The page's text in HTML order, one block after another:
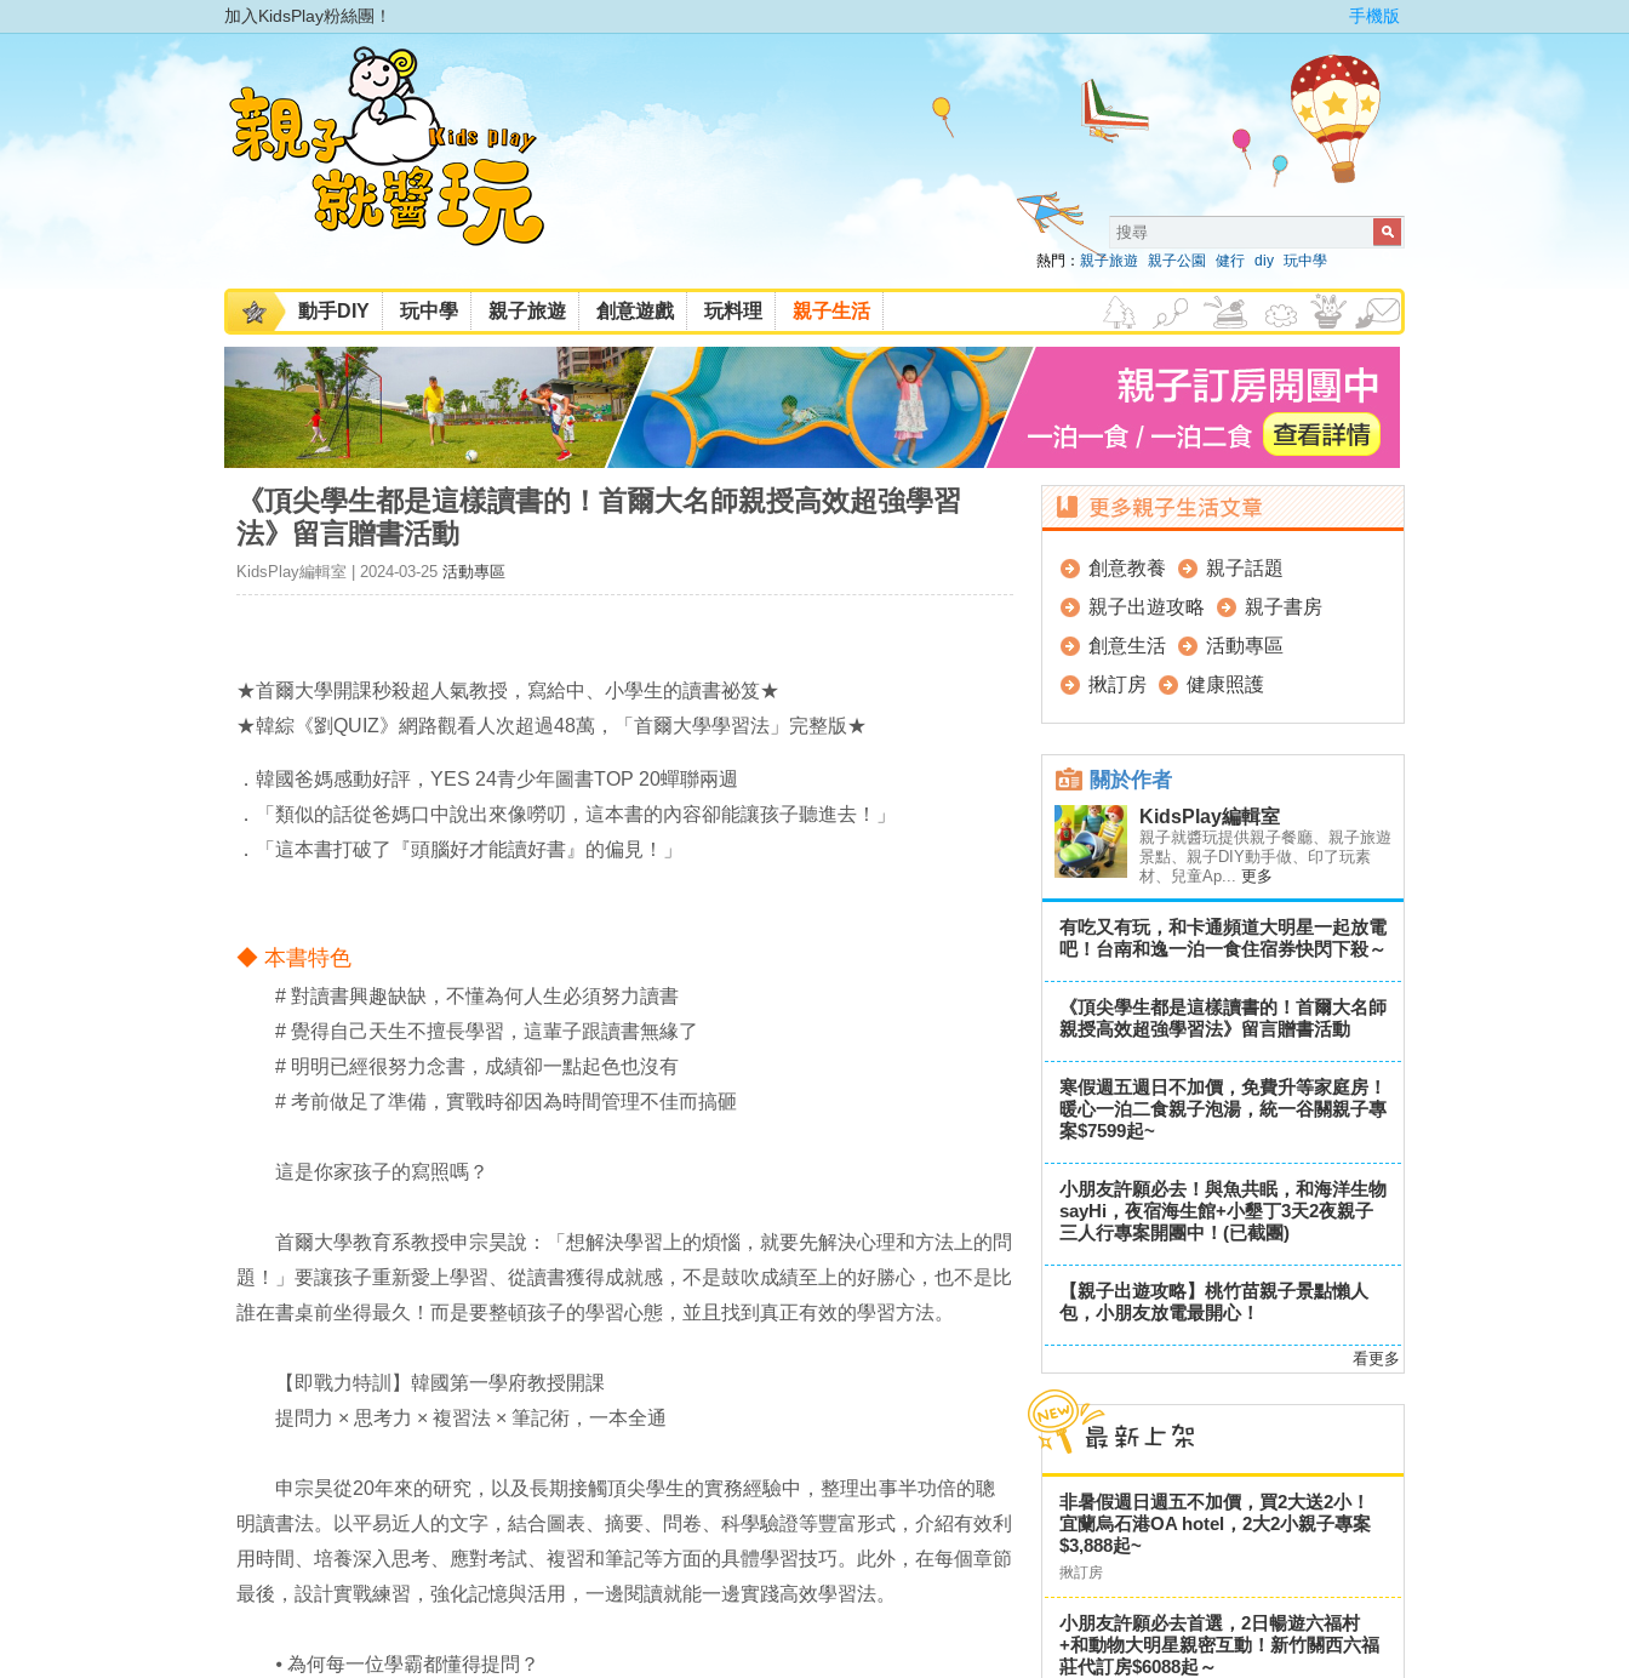
加入KidsPlay粉絲團！ 手機版
熱門： 親子旅遊 親子公園 健行 diy 玩中學
動手DIY 玩中學 親子旅遊 創意遊戲 玩料理 親子生活
《頂尖學生都是這樣讀書的！首爾大名師親授高效超強學習
法》留言贈書活動
KidsPlay編輯室 | 2024-03-25 活動專區
★首爾大學開課秒殺超人氣教授，寫給中、小學生的讀書祕笈★
★韓綜《劉QUIZ》網路觀看人次超過48萬，「首爾大學學習法」完整版★
．韓國爸媽感動好評，YES 24青少年圖書TOP 20蟬聯兩週
．「類似的話從爸媽口中說出來像嘮叨，這本書的內容卻能讓孩子聽進去！」
．「這本書打破了『頭腦好才能讀好書』的偏見！」
◆ 本書特色
# 對讀書興趣缺缺，不懂為何人生必須努力讀書
# 覺得自己天生不擅長學習，這輩子跟讀書無緣了
# 明明已經很努力念書，成績卻一點起色也沒有
# 考前做足了準備，實戰時卻因為時間管理不佳而搞砸
這是你家孩子的寫照嗎？
首爾大學教育系教授申宗昊說：「想解決學習上的煩惱，就要先解決心理和方法上的問
題！」要讓孩子重新愛上學習、從讀書獲得成就感，不是鼓吹成績至上的好勝心，也不是比
誰在書桌前坐得最久！而是要整頓孩子的學習心態，並且找到真正有效的學習方法。
【即戰力特訓】韓國第一學府教授開課
提問力 × 思考力 × 複習法 × 筆記術，一本全通
申宗昊從20年來的研究，以及長期接觸頂尖學生的實務經驗中，整理出事半功倍的聰
明讀書法。以平易近人的文字，結合圖表、摘要、問卷、科學驗證等豐富形式，介紹有效利
用時間、培養深入思考、應對考試、複習和筆記等方面的具體學習技巧。此外，在每個章節
最後，設計實戰練習，強化記憶與活用，一邊閱讀就能一邊實踐高效學習法。
⦁ 為何每一位學霸都懂得提問？
創意教養
親子話題
親子出遊攻略
親子書房
創意生活
活動專區
揪訂房
健康照護
關於作者
KidsPlay編輯室
親子就醬玩提供親子餐廳、親子旅遊
景點、親子DIY動手做、印了玩素
材、兒童Ap... 更多
有吃又有玩，和卡通頻道大明星一起放電
吧！台南和逸一泊一食住宿券快閃下殺～
《頂尖學生都是這樣讀書的！首爾大名師
親授高效超強學習法》留言贈書活動
寒假週五週日不加價，免費升等家庭房！
暖心一泊二食親子泡湯，統一谷關親子專
案$7599起~
小朋友許願必去！與魚共眠，和海洋生物
sayHi，夜宿海生館+小墾丁3天2夜親子
三人行專案開團中！(已截團)
【親子出遊攻略】桃竹苗親子景點懶人
包，小朋友放電最開心！
看更多
非暑假週日週五不加價，買2大送2小！
宜蘭烏石港OA hotel，2大2小親子專案
$3,888起~
揪訂房
小朋友許願必去首選，2日暢遊六福村
+和動物大明星親密互動！新竹關西六福
莊代訂房$6088起～